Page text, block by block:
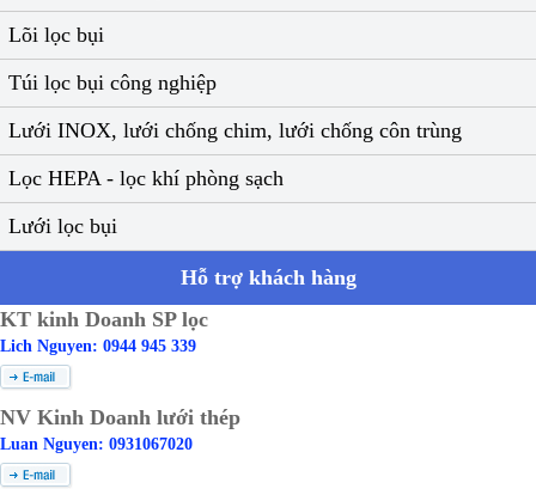
Lõi lọc bụi
Túi lọc bụi công nghiệp
Lưới INOX, lưới chống chim, lưới chống côn trùng
Lọc HEPA - lọc khí phòng sạch
Lưới lọc bụi
Hỗ trợ khách hàng
KT kinh Doanh SP lọc
Lich Nguyen: 0944 945 339
NV Kinh Doanh lưới thép
Luan Nguyen: 0931067020